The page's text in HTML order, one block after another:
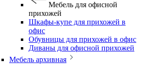
Мебель для офисной
прихожей
Шкафы-купе для прихожей в
офис
Обувницы для прихожей в офис
Диваны для офисной прихожей
Мебель архивная